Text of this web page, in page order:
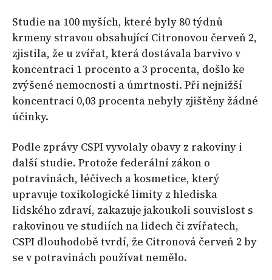
Studie na 100 myších, které byly 80 týdnů
krmeny stravou obsahující Citronovou červeň 2,
zjistila, že u zvířat, která dostávala barvivo v
koncentraci 1 procento a 3 procenta, došlo ke
zvýšené nemocnosti a úmrtnosti. Při nejnižší
koncentraci 0,03 procenta nebyly zjištěny žádné
účinky.
Podle zprávy CSPI vyvolaly obavy z rakoviny i
další studie. Protože federální zákon o
potravinách, léčivech a kosmetice, který
upravuje toxikologické limity z hlediska
lidského zdraví, zakazuje jakoukoli souvislost s
rakovinou ve studiích na lidech či zvířatech,
CSPI dlouhodobě tvrdí, že Citronová červeň 2 by
se v potravinách používat nemělo.